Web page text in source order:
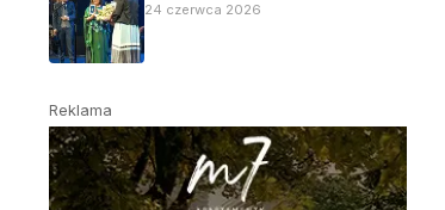
24 czerwca 2026
Reklama